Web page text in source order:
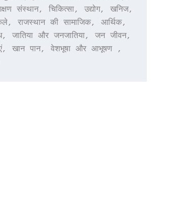
संस्थान, चिकित्सा, उद्योग, खनिज,
राजस्थान की सामाजिक, आर्थिक,
जातिया और जनजातिया, जन जीवन,
खान पान, वेशभूषा और आभूषण ,